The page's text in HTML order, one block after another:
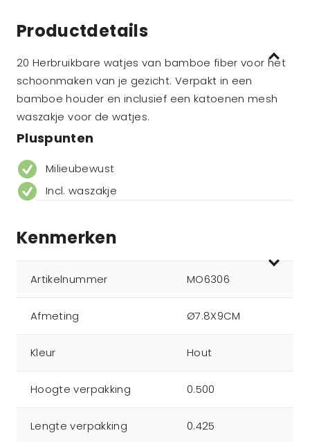
Productdetails
20 Herbruikbare watjes van bamboe fiber voor het
schoonmaken van je gezicht. Verpakt in een
bamboe houder en inclusief een katoenen mesh
waszakje voor de watjes.
Pluspunten
Milieubewust
Incl. waszakje
Kenmerken
Artikelnummer MO6306
Afmeting Ø7.8X9CM
Kleur Hout
Hoogte verpakking 0.500
Lengte verpakking 0.425